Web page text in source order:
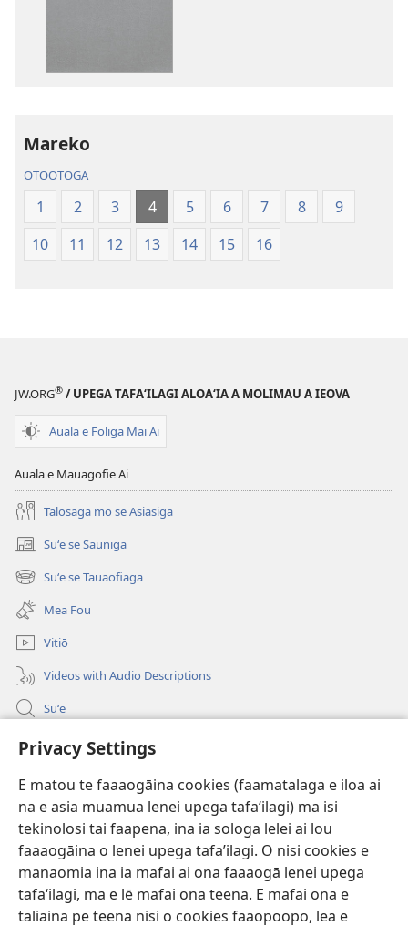
Privacy Settings
E matou te faaaogāina cookies (faamatalaga e iloa ai
na e asia muamua lenei upega tafaʻilagi) ma isi
tekinolosi tai faapena, ina ia sologa lelei ai lou
faaaogāina o lenei upega tafa’ilagi. O nisi cookies e
manaomia ina ia mafai ai ona faaaogā lenei upega
tafaʻilagi, ma e lē mafai ona teena. E mafai ona e
taliaina pe teena nisi o cookies faaopoopo, lea e
le
i
Faaliliuga
le
Mareko
OTOOTOGA
1 2 3 4 5 6 7 8
9
10
11 12 13 14 15 16
JW.ORG® / UPEGA TAFA‘ILAGI ALOA‘IA A MOLIMAU A IEOVA
Auala e Foliga Mai Ai
Auala e Mauagofie Ai
Talosaga mo se Asiasiga
Suʻe se Sauniga
(tatala
se
isi
polokalame)
Suʻe se Tauaofiaga
(tatala
se
isi
polokalame)
Mea Fou
Vitiō
Videos with Audio Descriptions
Suʻe
Faamatalaga mo Ofisa o le Malo
(tatala
se
polokalame)
Lomiga Faale-Tusi Paia I LE INITANETI™
(tatala
se
isi
JW Hub
(tatala